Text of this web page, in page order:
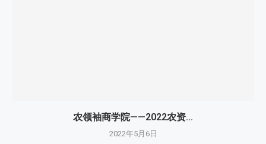
农领袖商学院——2022农资...
2022年5月6日